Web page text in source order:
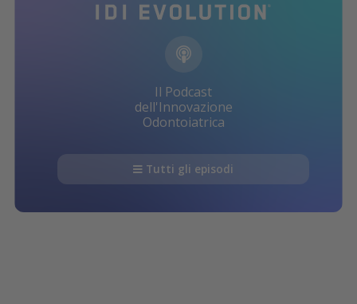
Il Podcast
dell'Innovazione
Odontoiatrica
Tutti gli episodi